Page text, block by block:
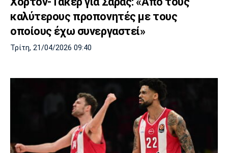
καλύτερους προπονητές με τους
οποίους έχω συνεργαστεί»
Τρίτη, 21/04/2026 09:40